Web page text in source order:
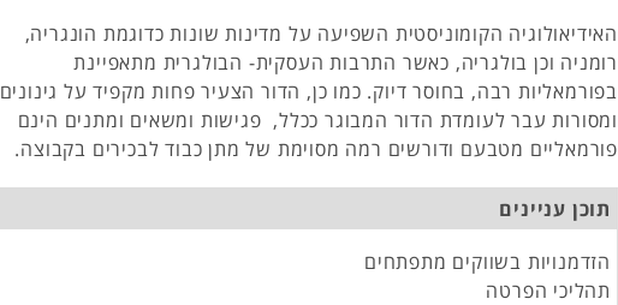
האידיאולוגיה הקומוניסטית השפיעה על מדינות שונות כדוגמת הונגריה,
רומניה וכן בולגריה, כאשר התרבות העסקית- הבולגרית מתאפיינת
בפורמאליות רבה, בחוסר דיוק. כמו כן, הדור הצעיר פחות מקפיד על גינונים
ומסורות עבר לעומדת הדור המבוגר ככלל, פגישות ומשאים ומתנים הינם
פורמאליים מטבעם ודורשים רמה מסוימת של מתן כבוד לבכירים בקבוצה.
תוכן עניינים
הזדמנויות בשווקים מתפתחים
תהליכי הפרטה